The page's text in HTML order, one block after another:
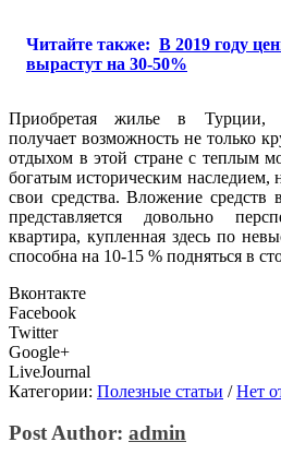
Читайте также: В 2019 году
вырастут на 30-50%
Приобретая жилье в Турции,
получает возможность не только
отдыхом в этой стране с теплым
богатым историческим наследием,
свои средства. Вложение
представляется довольно
квартира, купленная здесь по
способна на 10-15 % подняться в
Вконтакте
Facebook
Twitter
Google+
LiveJournal
Категории: Полезные статьи / Нет
Post Author: admin